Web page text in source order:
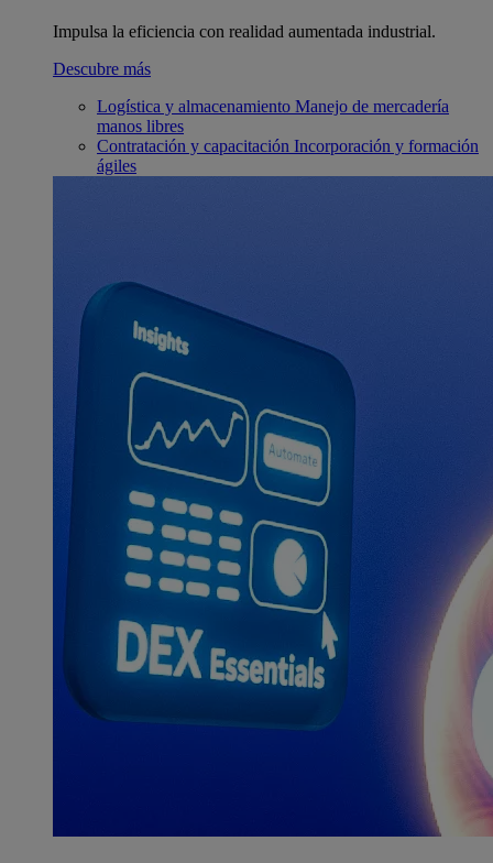
Impulsa la eficiencia con realidad aumentada industrial.
Descubre más
Logística y almacenamiento Manejo de mercadería
manos libres
Contratación y capacitación Incorporación y formación
ágiles